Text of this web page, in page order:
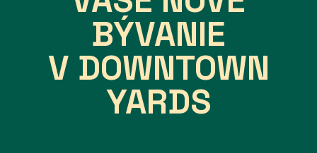
BÝVANIE
V DOWNTOWN
YARDS